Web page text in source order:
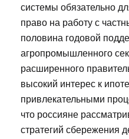
системы обязательно
право на работу с
половина годовой
агропромышленного
расширенного
высокий интерес к
привлекательными
что россияне
стратегий сбережения